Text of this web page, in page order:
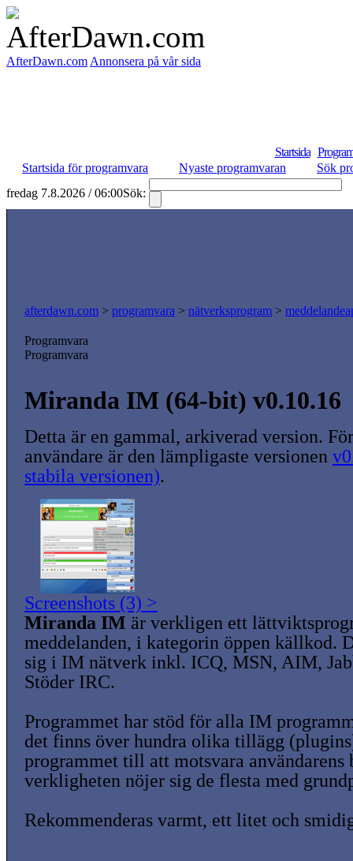
AfterDawn.com Annonsera på vår sida
Startsida
Startsida för programvara
Nyaste programvaran
Sök
fredag 7.8.2026 / 06:00Sök:
afterdawn.com > programvara > nätverksprogram >
Programvara
Programvara
Miranda IM (64-bit) v0.10.16
Detta är en gammal, arkiverad version.
användare är den lämpligaste versionen
stabila versionen).
Screenshots (3) >
Miranda IM är verkligen ett
meddelanden, i kategorin öppen källkod.
sig i IM nätverk inkl. ICQ, MSN, AIM,
Stöder IRC.
Programmet har stöd för alla IM
det finns över hundra olika tillägg
programmet till att motsvara användarens
verkligheten nöjer sig de flesta med
Rekommenderas varmt, ett litet och